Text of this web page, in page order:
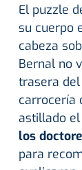
El puzzle
su cuerpo
cabeza
Bernal no
trasera
carrocería
astillado el
los
para